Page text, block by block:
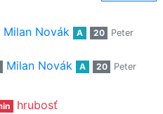
Milan Novák A 20
Peter
Milan Novák A 20
Peter
hrubosť